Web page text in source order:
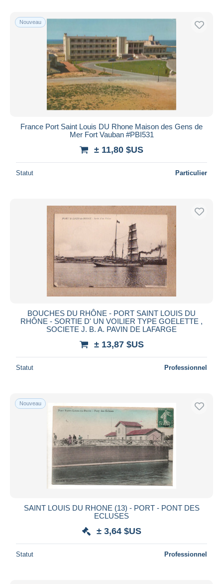
Uniquement en réduction
Livraison gratuite
Méthodes de paiement
PayPal
Virement bancaire
Visa
Mastercard
iDeal
Appliquer
Nouveau
France Port Saint Louis DU Rhone Maison des Gens de
Mer Fort Vauban #PBI531
± 11,80 $US
Statut Particulier
BOUCHES DU RHÔNE - PORT SAINT LOUIS DU
RHÔNE - SORTIE D' UN VOILIER TYPE GOELETTE ,
SOCIETE J. B. A. PAVIN DE LAFARGE
± 13,87 $US
Statut Professionnel
Nouveau
SAINT LOUIS DU RHONE (13) - PORT - PONT DES
ECLUSES
± 3,64 $US
Statut Professionnel